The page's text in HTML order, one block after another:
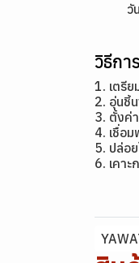
วัน
วิธีกา
1. เตรี
2. อุ่นชิ้
3. ตั้งค่
4. เชื่อ
5. ปล่อ
6. เคา